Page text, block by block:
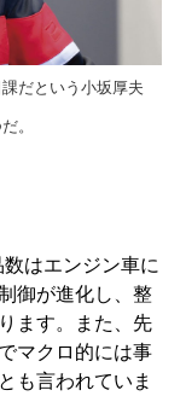
だという小坂厚夫
。
はエンジン車に
御が進化し、整
ます。また、先
マクロ的には事
も言われていま